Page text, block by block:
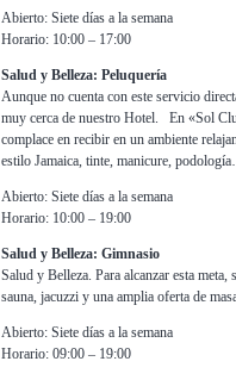
Abierto: Siete días a la semana
Horario: 10:00 – 17:00
Salud y Belleza: Peluquería
Aunque no cuenta con este servicio
muy cerca de nuestro Hotel. En «Sol
complace en recibir en un ambiente
estilo Jamaica, tinte, manicure,
Abierto: Siete días a la semana
Horario: 10:00 – 19:00
Salud y Belleza: Gimnasio
Salud y Belleza. Para alcanzar esta
sauna, jacuzzi y una amplia oferta de
Abierto: Siete días a la semana
Horario: 09:00 – 19:00